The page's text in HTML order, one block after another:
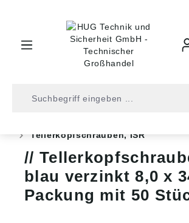
Tellerkopfschrauben, ISR
blau verzinkt 8,0 x
Packung mit 50